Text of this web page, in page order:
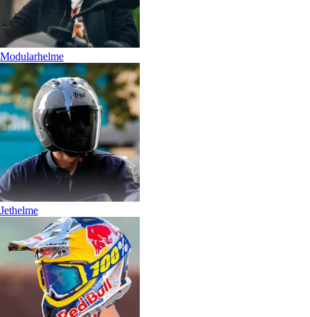
Modularhelme
Jethelme